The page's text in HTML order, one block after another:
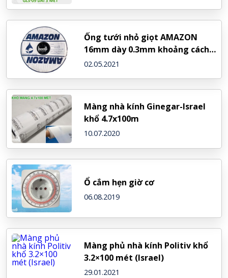
Ống tưới nhỏ giọt AMAZON
16mm dày 0.3mm khoảng cách
20cm
02.05.2021
Màng nhà kính Ginegar-Israel
khổ 4.7x100m
10.07.2020
Ổ cắm hẹn giờ cơ
06.08.2019
Màng phủ nhà kính Politiv khổ
3.2×100 mét (Israel)
29.01.2021